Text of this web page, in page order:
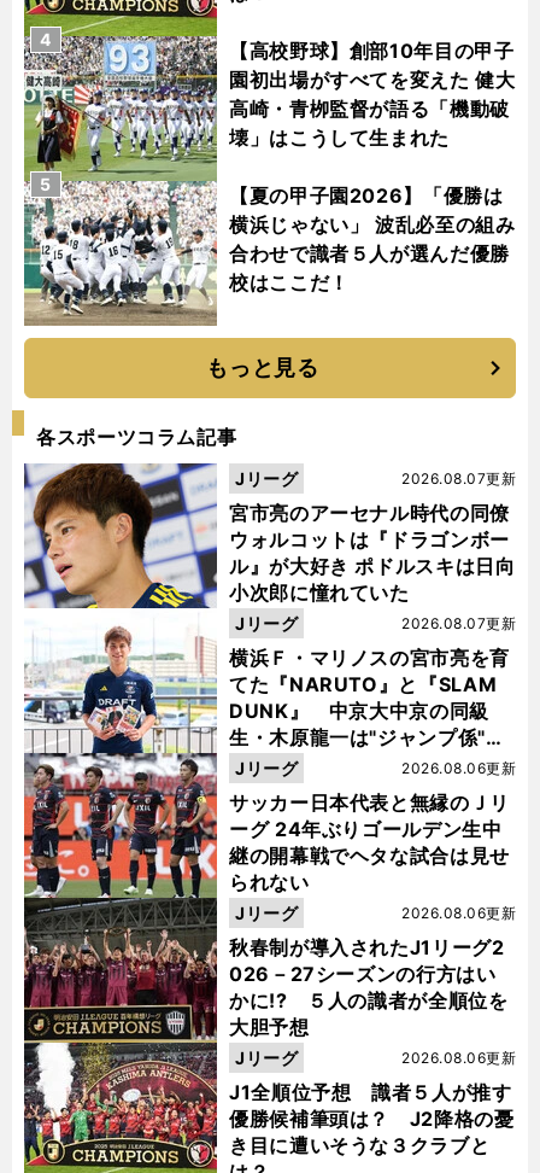
【高校野球】創部10年目の甲子
園初出場がすべてを変えた 健大
高崎・青栁監督が語る「機動破
壊」はこうして生まれた
4
【夏の甲子園2026】「優勝は
横浜じゃない」 波乱必至の組み
合わせで識者５人が選んだ優勝
校はここだ！
5
もっと見る
各スポーツコラム記事
宮市亮のアーセナル時代の同僚
ウォルコットは『ドラゴンボー
ル』が大好き ポドルスキは日向
小次郎に憧れていた
2026.08.07更新
Jリーグ
横浜Ｆ・マリノスの宮市亮を育
てた『NARUTO』と『SLAM
DUNK』 中京大中京の同級
生・木原龍一は"ジャンプ係"だ
った
2026.08.07更新
Jリーグ
サッカー日本代表と無縁のＪリ
ーグ 24年ぶりゴールデン生中
継の開幕戦でヘタな試合は見せ
られない
2026.08.06更新
Jリーグ
秋春制が導入されたJ1リーグ2
026－27シーズンの行方はい
かに!? ５人の識者が全順位を
大胆予想
2026.08.06更新
Jリーグ
J1全順位予想 識者５人が推す
優勝候補筆頭は？ J2降格の憂
き目に遭いそうな３クラブと
2026.08.06更新
Jリーグ